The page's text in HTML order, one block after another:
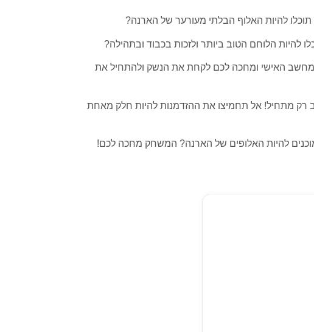
להיות האלוף הבלתי מעורער של הארנה?
הלוחם הטוב ביותר ולזכות בכבוד ובתהילה?
למחשב האישי ומחכה לכם לקחת את הנשק ולהתחיל את
רק מתחיל! אל תחמיצו את ההזדמנות להיות חלק מאחת
להיות האלופים של הארנה? המשחק מחכה לכם!